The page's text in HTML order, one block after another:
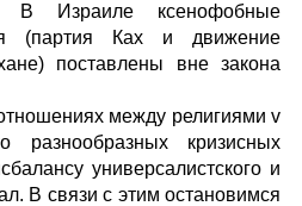
В Израиле ксенофобные
(партия Ках и движение
поставлены вне закона
между религиями v
разнообразных кризисных
универсалистского и
В связи с этим остановимся